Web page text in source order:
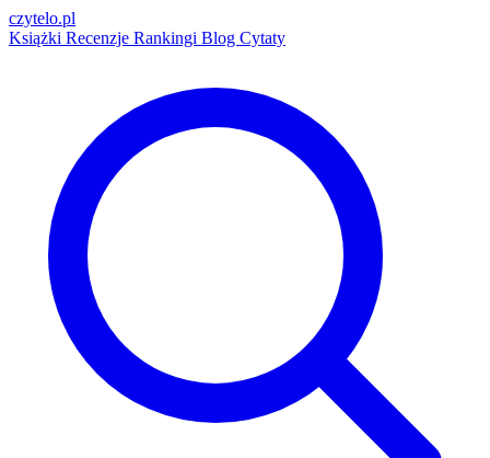
czytelo.pl
Książki Recenzje Rankingi Blog Cytaty